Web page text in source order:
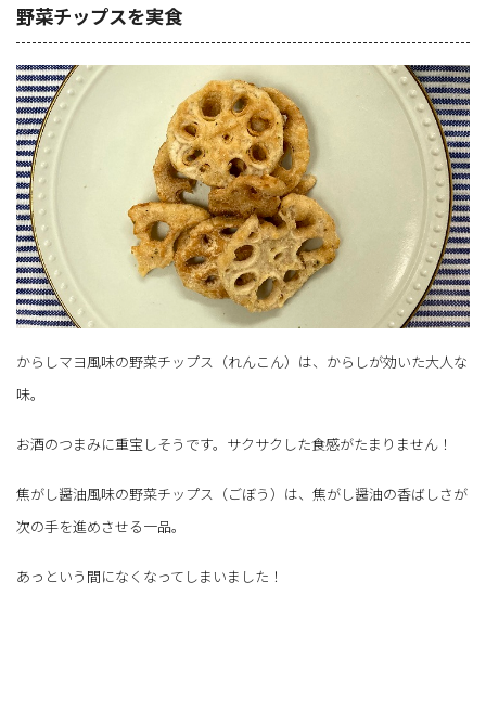
野菜チップスを実食
からしマヨ風味の野菜チップス（れんこん）は、からしが効いた大人な
味。
お酒のつまみに重宝しそうです。サクサクした食感がたまりません！
焦がし醤油風味の野菜チップス（ごぼう）は、焦がし醤油の香ばしさが
次の手を進めさせる一品。
あっという間になくなってしまいました！